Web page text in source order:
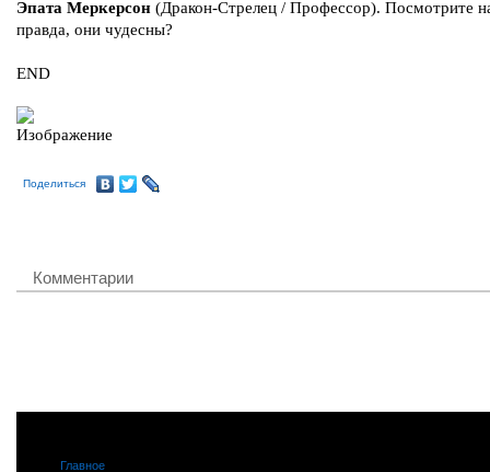
Эпата Меркерсон (Дракон-Стрелец / Профессор). Посмотрите
правда, они чудесны?
END
Поделиться
Комментарии
Главное